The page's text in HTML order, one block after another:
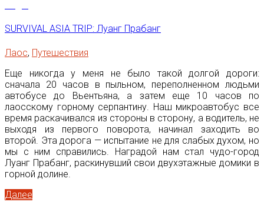
SURVIVAL ASIA TRIP: Луанг Прабанг
Лаос, Путешествия
Еще никогда у меня не было такой долгой дороги:
сначала 20 часов в пыльном, переполненном людьми
автобусе до Вьентьяна, а затем еще 10 часов по
лаосскому горному серпантину. Наш микроавтобус все
время раскачивался из стороны в сторону, а водитель, не
выходя из первого поворота, начинал заходить во
второй. Эта дорога — испытание не для слабых духом, но
мы с ним справились. Наградой нам стал чудо-город
Луанг Прабанг, раскинувший свои двухэтажные домики в
горной долине.
Далее